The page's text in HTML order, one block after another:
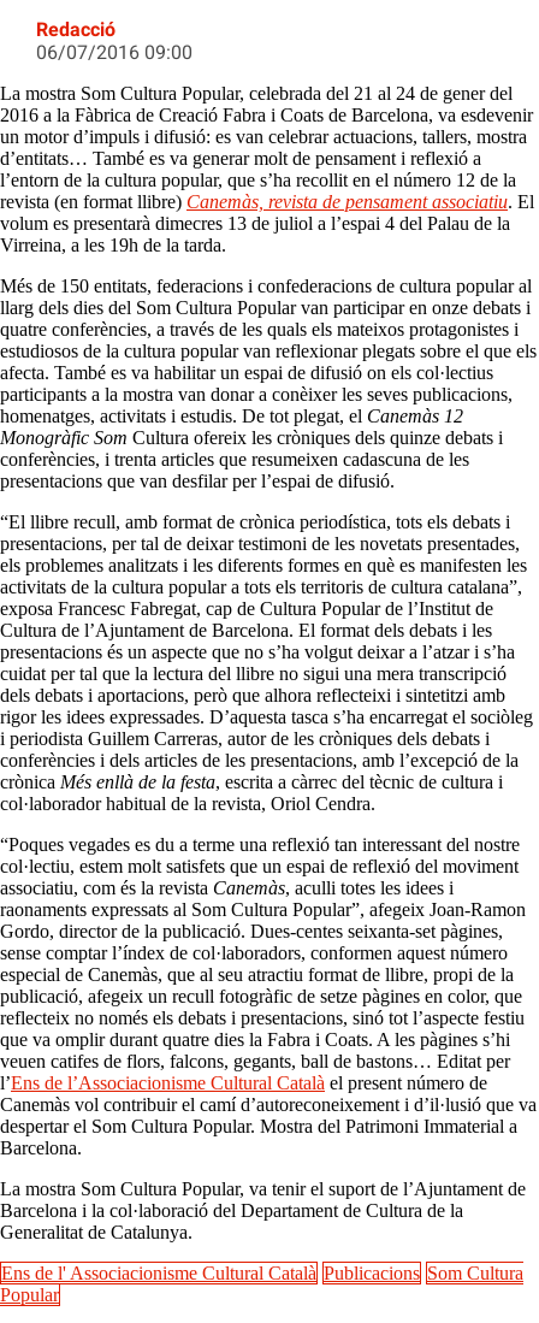
Redacció
06/07/2016 09:00
La mostra Som Cultura Popular, celebrada del 21 al 24 de gener del
2016 a la Fàbrica de Creació Fabra i Coats de Barcelona, va esdevenir
un motor d’impuls i difusió: es van celebrar actuacions, tallers, mostra
d’entitats… També es va generar molt de pensament i reflexió a
l’entorn de la cultura popular, que s’ha recollit en el número 12 de la
revista (en format llibre) Canemàs, revista de pensament associatiu. El
volum es presentarà dimecres 13 de juliol a l’espai 4 del Palau de la
Virreina, a les 19h de la tarda.
Més de 150 entitats, federacions i confederacions de cultura popular al
llarg dels dies del Som Cultura Popular van participar en onze debats i
quatre conferències, a través de les quals els mateixos protagonistes i
estudiosos de la cultura popular van reflexionar plegats sobre el que els
afecta. També es va habilitar un espai de difusió on els col·lectius
participants a la mostra van donar a conèixer les seves publicacions,
homenatges, activitats i estudis. De tot plegat, el Canemàs 12
Monogràfic Som Cultura ofereix les cròniques dels quinze debats i
conferències, i trenta articles que resumeixen cadascuna de les
presentacions que van desfilar per l’espai de difusió.
“El llibre recull, amb format de crònica periodística, tots els debats i
presentacions, per tal de deixar testimoni de les novetats presentades,
els problemes analitzats i les diferents formes en què es manifesten les
activitats de la cultura popular a tots els territoris de cultura catalana”,
exposa Francesc Fabregat, cap de Cultura Popular de l’Institut de
Cultura de l’Ajuntament de Barcelona. El format dels debats i les
presentacions és un aspecte que no s’ha volgut deixar a l’atzar i s’ha
cuidat per tal que la lectura del llibre no sigui una mera transcripció
dels debats i aportacions, però que alhora reflecteixi i sintetitzi amb
rigor les idees expressades. D’aquesta tasca s’ha encarregat el sociòleg
i periodista Guillem Carreras, autor de les cròniques dels debats i
conferències i dels articles de les presentacions, amb l’excepció de la
crònica Més enllà de la festa, escrita a càrrec del tècnic de cultura i
col·laborador habitual de la revista, Oriol Cendra.
“Poques vegades es du a terme una reflexió tan interessant del nostre
col·lectiu, estem molt satisfets que un espai de reflexió del moviment
associatiu, com és la revista Canemàs, aculli totes les idees i
raonaments expressats al Som Cultura Popular”, afegeix Joan-Ramon
Gordo, director de la publicació. Dues-centes seixanta-set pàgines,
sense comptar l’índex de col·laboradors, conformen aquest número
especial de Canemàs, que al seu atractiu format de llibre, propi de la
publicació, afegeix un recull fotogràfic de setze pàgines en color, que
reflecteix no només els debats i presentacions, sinó tot l’aspecte festiu
que va omplir durant quatre dies la Fabra i Coats. A les pàgines s’hi
veuen catifes de flors, falcons, gegants, ball de bastons… Editat per
l’Ens de l’Associacionisme Cultural Català el present número de
Canemàs vol contribuir el camí d’autoreconeixement i d’il·lusió que va
despertar el Som Cultura Popular. Mostra del Patrimoni Immaterial a
Barcelona.
La mostra Som Cultura Popular, va tenir el suport de l’Ajuntament de
Barcelona i la col·laboració del Departament de Cultura de la
Generalitat de Catalunya.
Ens de l' Associacionisme Cultural Català Publicacions Som Cultura
Popular